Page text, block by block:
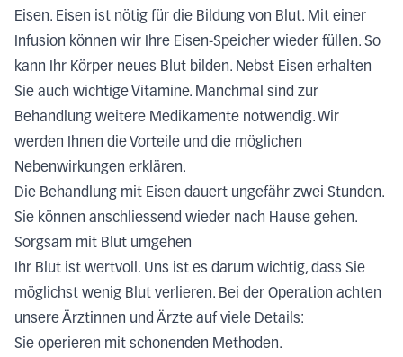
Eisen. Eisen ist nötig für die Bildung von Blut. Mit einer
Infusion können wir Ihre Eisen-Speicher wieder füllen. So
kann Ihr Körper neues Blut bilden. Nebst Eisen erhalten
Sie auch wichtige Vitamine. Manchmal sind zur
Behandlung weitere Medikamente notwendig. Wir
werden Ihnen die Vorteile und die möglichen
Nebenwirkungen erklären.
Die Behandlung mit Eisen dauert ungefähr zwei Stunden.
Sie können anschliessend wieder nach Hause gehen.
Sorgsam mit Blut umgehen
Ihr Blut ist wertvoll. Uns ist es darum wichtig, dass Sie
möglichst wenig Blut verlieren. Bei der Operation achten
unsere Ärztinnen und Ärzte auf viele Details:
Sie operieren mit schonenden Methoden.